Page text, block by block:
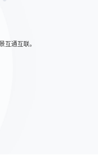
互通互联。